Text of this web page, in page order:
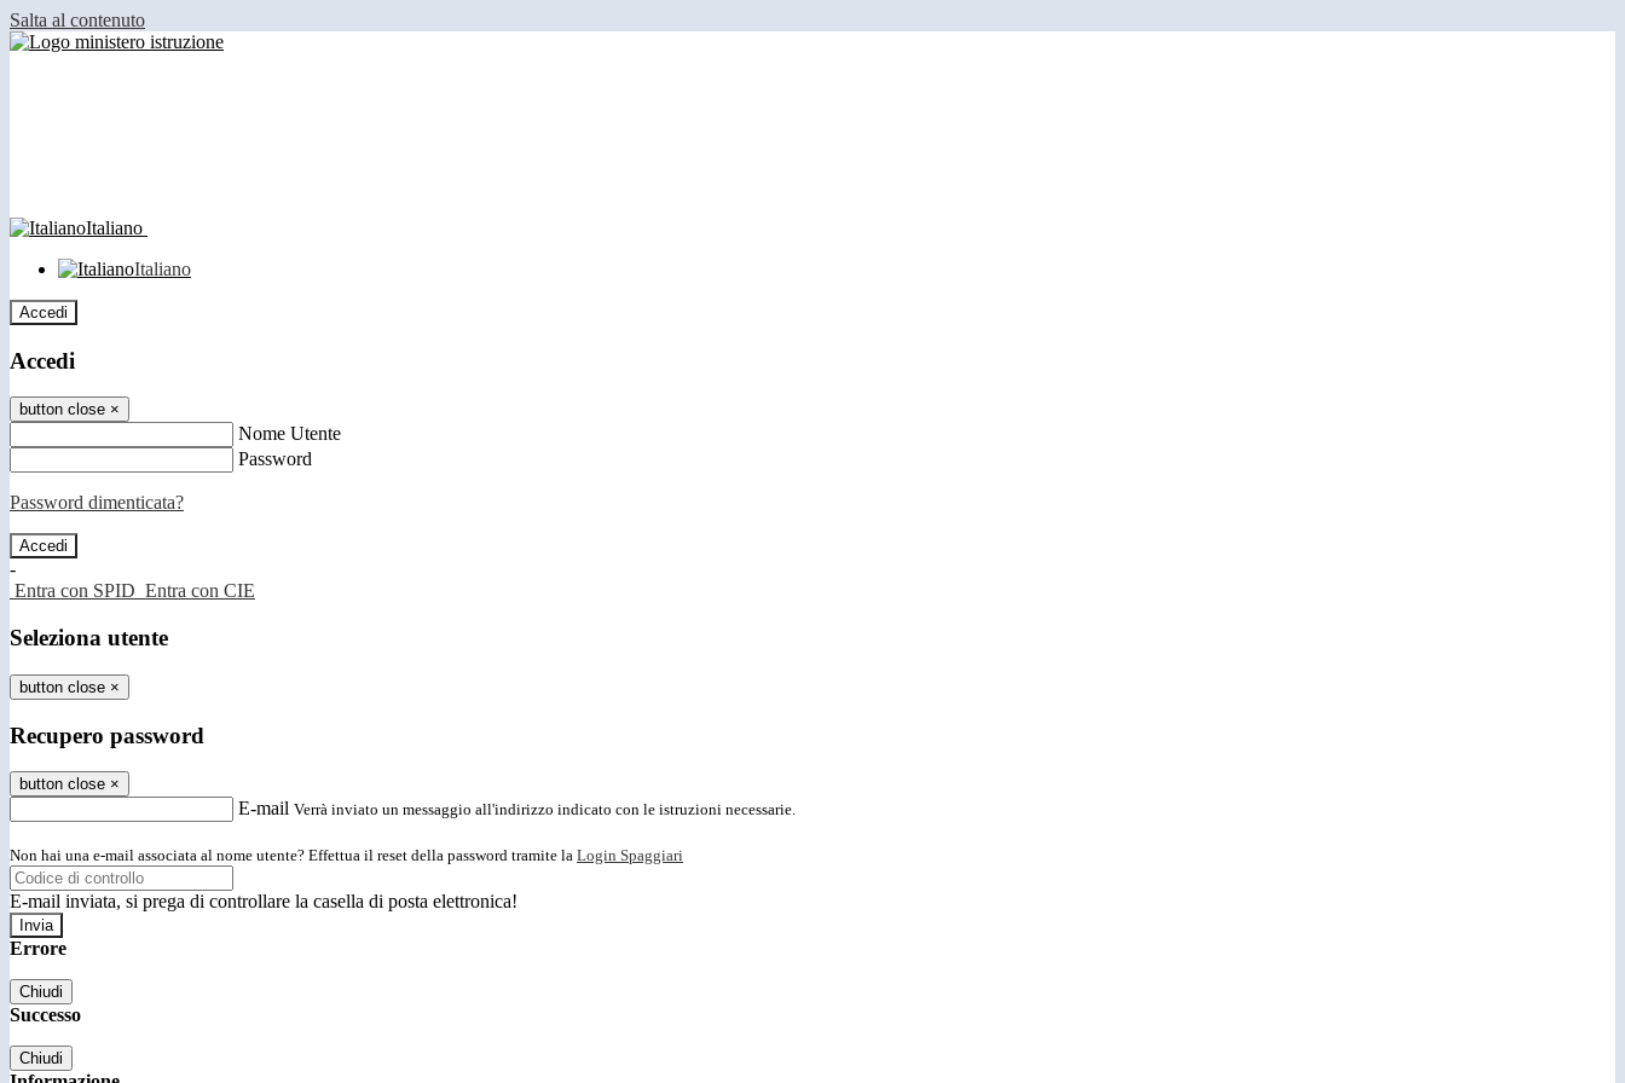
Salta al contenuto
Italiano
Italiano
Accedi
Accedi
button close ×
Nome Utente
Password
Password dimenticata?
-
Entra con SPID Entra con CIE
Seleziona utente
button close ×
Recupero password
button close ×
E-mail Verrà inviato un messaggio all'indirizzo indicato con le istruzioni necessarie.
Non hai una e-mail associata al nome utente? Effettua il reset della password tramite la Login Spaggiari
E-mail inviata, si prega di controllare la casella di posta elettronica!
Errore
Chiudi
Successo
Chiudi